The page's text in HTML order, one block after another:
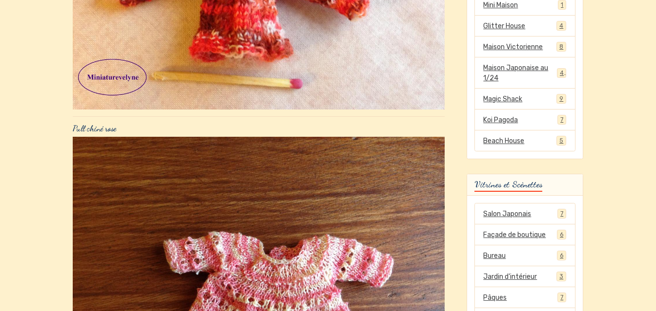
Pull chiné rose
Mini Maison 1
Glitter House 4
Maison Victorienne 8
Maison Japonaise au
1/24
4
Magic Shack 9
Koi Pagoda 7
Beach House 5
Vitrines et Scènettes
Salon Japonais 7
Façade de boutique 6
Bureau 6
Jardin d'intérieur 3
Pâques 7